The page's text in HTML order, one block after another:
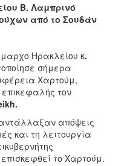
Β. Λαμπρινό
από το Σουδάν
Ηρακλείου κ.
σήμερα
Χαρτούμ,
τον
αντάλλαξαν απόψεις
και τη λειτουργία
το Χαρτούμ.